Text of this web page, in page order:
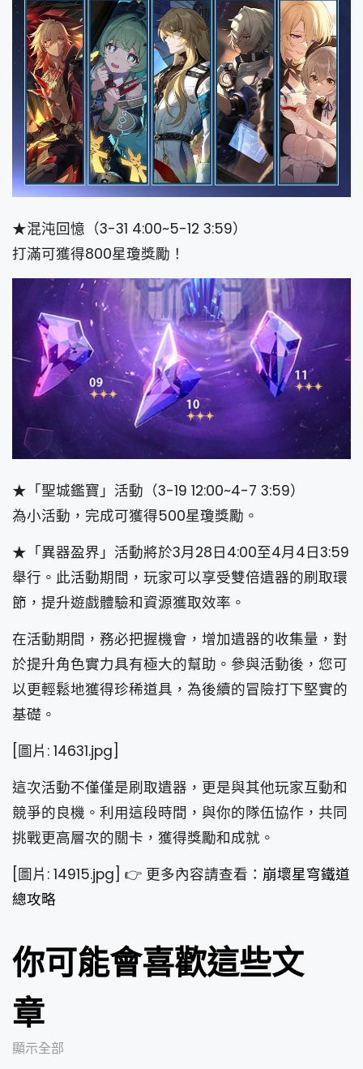
★混沌回憶（3-31 4:00~5-12 3:59）
打滿可獲得800星瓊獎勵！
★「聖城鑑寶」活動（3-19 12:00~4-7 3:59）
為小活動，完成可獲得500星瓊獎勵。
★「異器盈界」活動將於3月28日4:00至4月4日3:59
舉行。此活動期間，玩家可以享受雙倍遺器的刷取環
節，提升遊戲體驗和資源獲取效率。
在活動期間，務必把握機會，增加遺器的收集量，對
於提升角色實力具有極大的幫助。參與活動後，您可
以更輕鬆地獲得珍稀道具，為後續的冒險打下堅實的
基礎。
[圖片: 14631.jpg]
這次活動不僅僅是刷取遺器，更是與其他玩家互動和
競爭的良機。利用這段時間，與你的隊伍協作，共同
挑戰更高層次的關卡，獲得獎勵和成就。
[圖片: 14915.jpg] 👉 更多內容請查看： 崩壞星穹鐵道
總攻略
你可能會喜歡這些文
章
顯示全部